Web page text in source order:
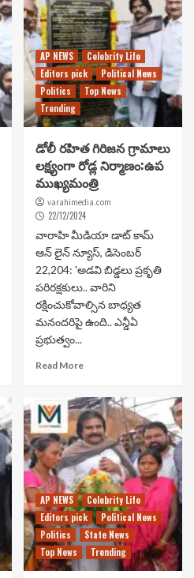
AP NEWS
Celebrity Life
Editors pick
Political News
Politics
Top News
Trending
డోలీ రహిత గిరిజన గ్రామాలు
లక్ష్యంగా రోడ్ల నిర్మాణం:ఉప
ముఖ్యమంత్రి
varahimedia.com
22/12/2024
వారాహి మీడియా డాట్ కామ్
ఆన్ లైన్ న్యూస్, డిసెంబర్
22,204: 'అడవి బిడ్డలు ప్రకృతి
పరిరక్షకులు.. వారిని
రక్షించుకోవాల్సిన బాధ్యత
మనందరిపై ఉంది.. ఎన్డీఏ
ప్రభుత్వం...
Read More
AP NEWS
Celebrity Life
Editors pick
Political News
Politics
State News
Top News
Trending